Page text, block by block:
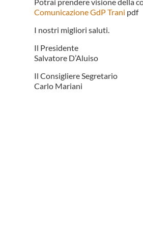
Comunicazione GdP Trani pdf
I nostri migliori saluti.
Il Presidente
Salvatore D’Aluiso
Il Consigliere Segretario
Carlo Mariani